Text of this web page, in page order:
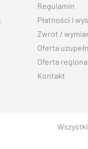
Regulamin
Płatności i
Zwrot /
Oferta
Oferta
Kontakt